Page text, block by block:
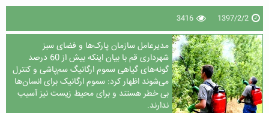
1397/2/2
3416
مدیرعامل سازمان پارک‌ها و فضای سبز
شهرداری قم با بیان اینکه بیش از 60 درصد
گونه‌های گیاهی سموم ارگانیگ سم‌پاشی و کنترل
می‌شوند اظهار کرد: سموم ارگانیک برای انسان‌ها
بی خطر هستند و برای محیط زیست نیز آسیب
ندارند.